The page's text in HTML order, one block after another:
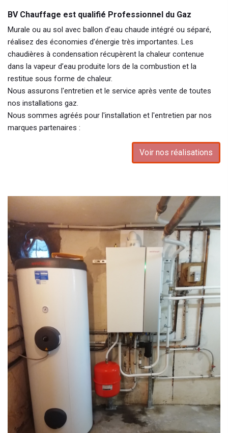
BV Chauffage est qualifié Professionnel du Gaz
Murale ou au sol avec ballon d’eau chaude intégré ou séparé,
réalisez des économies d’énergie très importantes. Les
chaudières à condensation récupèrent la chaleur contenue
dans la vapeur d’eau produite lors de la combustion et la
restitue sous forme de chaleur.
Nous assurons l'entretien et le service après vente de toutes
nos installations gaz.
Nous sommes agréés pour l'installation et l'entretien par nos
marques partenaires :
Voir nos réalisations